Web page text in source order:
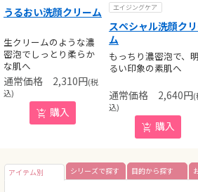
うるおい洗顔クリーム
生クリームのような濃
密泡でしっとり柔らか
な肌へ
2,310円(税
込)
購入
エイジングケア
スペシャル洗顔ク
ム
もっちり濃密泡で、明
るい印象の素肌へ
2,640円(
込)
購入
アイテム別 シリーズで探す 目的から探す